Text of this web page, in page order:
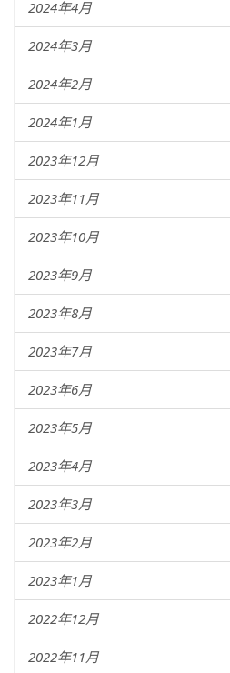
2024年4月
2024年3月
2024年2月
2024年1月
2023年12月
2023年11月
2023年10月
2023年9月
2023年8月
2023年7月
2023年6月
2023年5月
2023年4月
2023年3月
2023年2月
2023年1月
2022年12月
2022年11月